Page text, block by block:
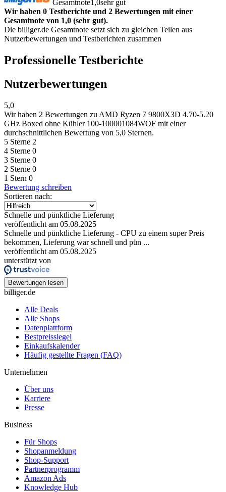
Gesamtnote1,0sehr gut
Wir haben 0 Testberichte und 2 Bewertungen mit einer
Gesamtnote von 1,0 (sehr gut).
Die billiger.de Gesamtnote setzt sich zu gleichen Teilen aus
Nutzerbewertungen und Testberichten zusammen
Professionelle Testberichte
Nutzerbewertungen
5,0
Wir haben 2 Bewertungen zu AMD Ryzen 7 9800X3D 4.70-5.20
GHz Boxed ohne Kühler 100-100001084WOF mit einer
durchschnittlichen Bewertung von 5,0 Sternen.
5 Sterne 2
4 Sterne 0
3 Sterne 0
2 Sterne 0
1 Stern 0
Bewertung schreiben
Sortieren nach:
Schnelle und pünktliche Lieferung
veröffentlicht am 05.08.2025
Schnelle und pünktliche Lieferung - CPU zu einem super Preis
bekommen, Lieferung war schnell und pün ...
veröffentlicht am 05.08.2025
unterstützt von
Bewertungen lesen
billiger.de
Alle Deals
Alle Shops
Datenplattform
Bestpreissiegel
Einkaufskalender
Häufig gestellte Fragen (FAQ)
Unternehmen
Über uns
Karriere
Presse
Business
Für Shops
Shopanmeldung
Shop-Support
Partnerprogramm
Amazon Ads
Knowledge Hub